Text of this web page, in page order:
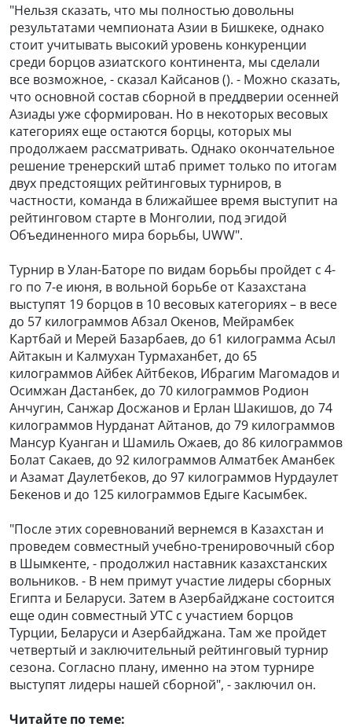
"Нельзя сказать, что мы полностью довольны
результатами чемпионата Азии в Бишкеке, однако
стоит учитывать высокий уровень конкуренции
среди борцов азиатского континента, мы сделали
все возможное, - сказал Кайсанов (). - Можно сказать,
что основной состав сборной в преддверии осенней
Азиады уже сформирован. Но в некоторых весовых
категориях еще остаются борцы, которых мы
продолжаем рассматривать. Однако окончательное
решение тренерский штаб примет только по итогам
двух предстоящих рейтинговых турниров, в
частности, команда в ближайшее время выступит на
рейтинговом старте в Монголии, под эгидой
Объединенного мира борьбы, UWW".
Турнир в Улан-Баторе по видам борьбы пройдет с 4-
го по 7-е июня, в вольной борьбе от Казахстана
выступят 19 борцов в 10 весовых категориях – в весе
до 57 килограммов Абзал Окенов, Мейрамбек
Картбай и Мерей Базарбаев, до 61 килограмма Асыл
Айтакын и Калмухан Турмаханбет, до 65
килограммов Айбек Айтбеков, Ибрагим Магомадов и
Осимжан Дастанбек, до 70 килограммов Родион
Анчугин, Санжар Досжанов и Ерлан Шакишов, до 74
килограммов Нурданат Айтанов, до 79 килограммов
Мансур Куанган и Шамиль Ожаев, до 86 килограммов
Болат Сакаев, до 92 килограммов Алматбек Аманбек
и Азамат Даулетбеков, до 97 килограммов Нурдаулет
Бекенов и до 125 килограммов Едыге Касымбек.
"После этих соревнований вернемся в Казахстан и
проведем совместный учебно-тренировочный сбор
в Шымкенте, - продолжил наставник казахстанских
вольников. - В нем примут участие лидеры сборных
Египта и Беларуси. Затем в Азербайджане состоится
еще один совместный УТС с участием борцов
Турции, Беларуси и Азербайджана. Там же пройдет
четвертый и заключительный рейтинговый турнир
сезона. Согласно плану, именно на этом турнире
выступят лидеры нашей сборной", - заключил он.
Читайте по теме: